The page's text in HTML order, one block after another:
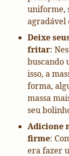
uniforme,
agradável
Deixe
fritar:
buscando
isso, a
forma,
massa
seu
Adicione
firme:
era fazer